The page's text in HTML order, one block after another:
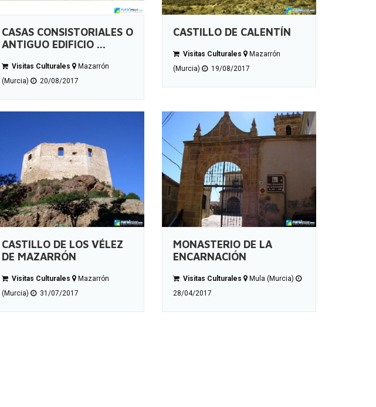
CASAS CONSISTORIALES O
ANTIGUO EDIFICIO ...
Visitas Culturales
Mazarrón
(Murcia)
20/08/2017
CASTILLO DE CALENTÍN
Visitas Culturales
Mazarrón
(Murcia)
19/08/2017
CASTILLO DE LOS VÉLEZ
DE MAZARRÓN
Visitas Culturales
Mazarrón
(Murcia)
31/07/2017
MONASTERIO DE LA
ENCARNACIÓN
Visitas Culturales
Mula (Murcia)
28/04/2017